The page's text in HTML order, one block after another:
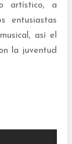
artístico, a
entusiastas
así el
la juventud